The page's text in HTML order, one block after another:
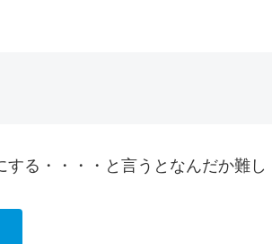
る・・・・と言うとなんだか難し